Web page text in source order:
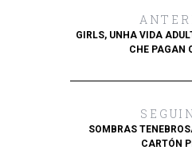
GIRLS, UNHA VIDA
CHE PAGAN
SOMBRAS
CARTÓN